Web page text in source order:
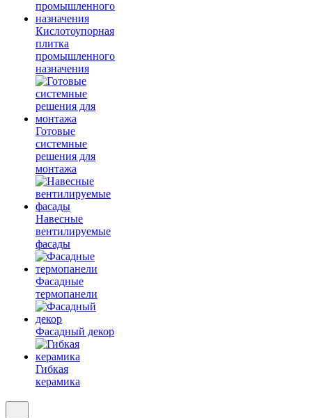
Кислотоупорная
плитка
промышленного
назначения
Готовые
системные
решения для
монтажа
Навесные
вентилируемые
фасады
Фасадные
термопанели
Фасадный декор
Гибкая
керамика